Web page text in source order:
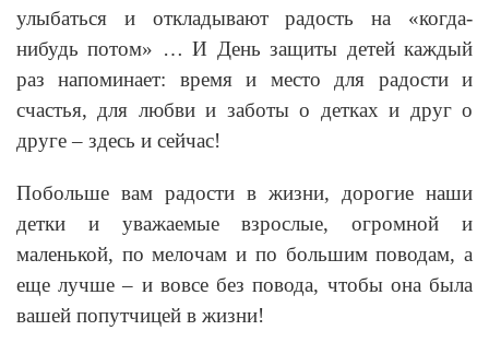
улыбаться и откладывают радость на «когда-
нибудь потом» … И День защиты детей каждый
раз напоминает: время и место для радости и
счастья, для любви и заботы о детках и друг о
друге – здесь и сейчас!
Побольше вам радости в жизни, дорогие наши
детки и уважаемые взрослые, огромной и
маленькой, по мелочам и по большим поводам, а
еще лучше – и вовсе без повода, чтобы она была
вашей попутчицей в жизни!